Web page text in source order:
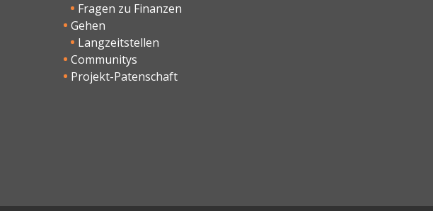
Fragen zu Finanzen
Gehen
Langzeitstellen
Communitys
Projekt-Patenschaft